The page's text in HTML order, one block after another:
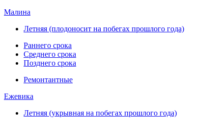
Малина
Летняя (плодоносит на побегах прошлого года)
Раннего срока
Среднего срока
Позднего срока
Ремонтантные
Ежевика
Летняя (укрывная на побегах прошлого года)